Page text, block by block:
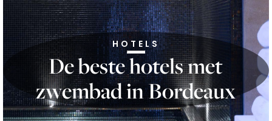
HOTELS
De beste hotels met
zwembad in Bordeaux